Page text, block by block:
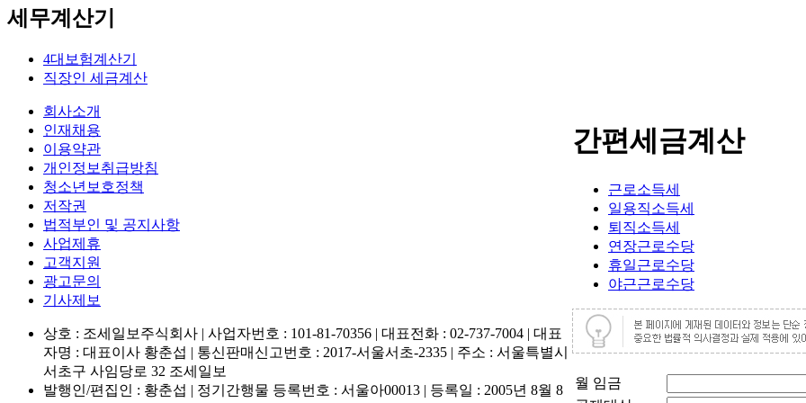
세무계산기
4대보험계산기
직장인 세금계산
간편세금계산
근로소득세
일용직소득세
퇴직소득세
연장근로수당
휴일근로수당
야근근로수당
월 임금
회사소개
인재채용
이용약관
개인정보취급방침
청소년보호정책
저작권
법적부인 및 공지사항
사업제휴
고객지원
광고문의
기사제보
상호 : 조세일보주식회사 | 사업자번호 : 101-81-70356 | 대표전화 : 02-737-7004 | 대표
자명 : 대표이사 황춘섭 | 통신판매신고번호 : 2017-서울서초-2335 | 주소 : 서울특별시
서초구 사임당로 32 조세일보
발행인/편집인 : 황춘섭 | 정기간행물 등록번호 : 서울아00013 | 등록일 : 2005년 8월 8